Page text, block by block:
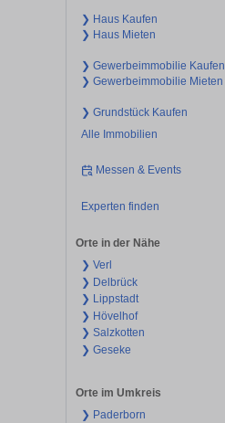
❯ Haus Kaufen
❯ Haus Mieten
❯ Gewerbeimmobilie Kaufen
❯ Gewerbeimmobilie Mieten
❯ Grundstück Kaufen
Alle Immobilien
Messen & Events
Experten finden
Orte in der Nähe
❯ Verl
❯ Delbrück
❯ Lippstadt
❯ Hövelhof
❯ Salzkotten
❯ Geseke
Orte im Umkreis
❯ Paderborn